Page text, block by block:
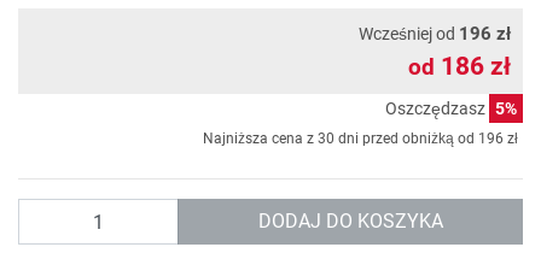
Wcześniej od 196 zł
od 186 zł
Oszczędzasz 5%
Najniższa cena z 30 dni przed obniżką od 196 zł
DODAJ DO KOSZYKA